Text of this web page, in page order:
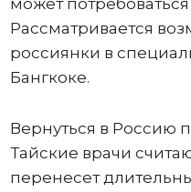
может
Рассматривается
россиянки в
Бангкоке.
Вернуться в Россию
Тайские врачи
перенесет